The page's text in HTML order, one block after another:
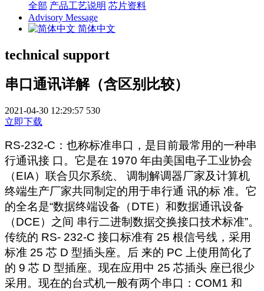
全部 产品工艺说明 芯片资料
Advisory Message
简体中文
technical support
串口通讯详解（含区别比较）
2021-04-30 12:29:57 530
立即下载
RS-232-C ：也称标准串口，是目前最常用的一种串
行通讯接 口。它是在 1970 年由美国电子工业协会
（EIA）联合贝尔系统、 调制解调器厂家及计算机
终端生产厂家共同制定的用于串行通 讯的标 准。它
的全名是“数据终端设备（DTE）和数据通讯设备
（DCE）之间 串行二进制数据交换接口技术标准”。
传统的 RS- 232-C 接口标准有 25 根信号线，采用
标准 25 芯 D 型插头座。后 来的 PC
上使用简化了
的 9 芯 D 型插座。现在应用中 25 芯插头 座已很少
采用。现在的台式机一般有两个串口： COM1 和